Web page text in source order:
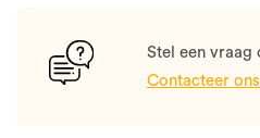
Stel een
Contacteer ons